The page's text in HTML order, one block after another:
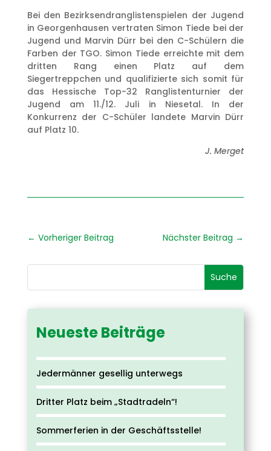
Bei den Bezirksendranglistenspielen der Jugend
in Georgenhausen vertraten Simon Tiede bei der
Jugend und Marvin Dürr bei den C-Schülern die
Farben der TGO. Simon Tiede erreichte mit dem
dritten Rang einen Platz auf dem
Siegertreppchen und qualifizierte sich somit für
das Hessische Top-32 Ranglistenturnier der
Jugend am 11./12. Juli in Niesetal. In der
Konkurrenz der C-Schüler landete Marvin Dürr
auf Platz 10.
J. Merget
← Vorheriger Beitrag Nächster Beitrag →
Neueste Beiträge
Jedermänner gesellig unterwegs
Dritter Platz beim „Stadtradeln“!
Sommerferien in der Geschäftsstelle!